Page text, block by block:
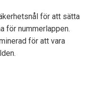
för att sätta
för nummerlappen.
för att vara